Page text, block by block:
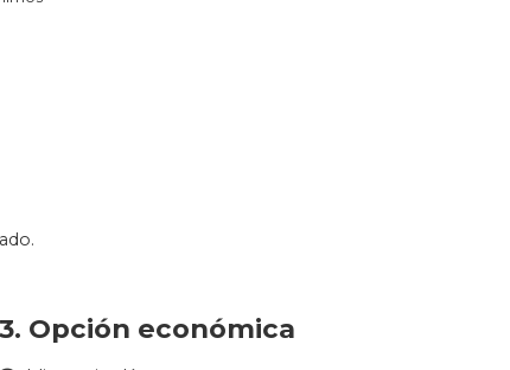
3. Opción económica